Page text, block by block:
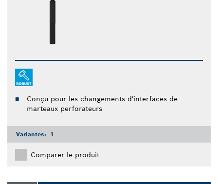
Conçu pour les changements d'interfaces de
marteaux perforateurs
Variantes: 1
Comparer le produit